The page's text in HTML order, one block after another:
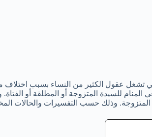
تشغل عقول الكثير من النساء بسبب اختلاف
للسيدة المتزوجة أو المطلقة أو
وذلك حسب التفسيرات والحالات